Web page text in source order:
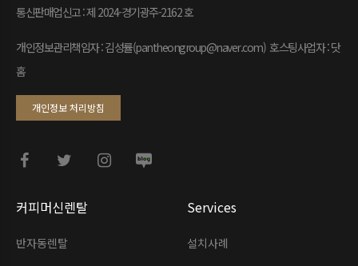
커피머신렌탈
반자동렌탈
Services
설치사례
통신판매업신고 : 제 2024-경기광주-2162 호
개인정보관리책임자 : 김성률(pantheongroup@naver.com) 호스팅사업자 : 닷
홈
개인정보 처리방침